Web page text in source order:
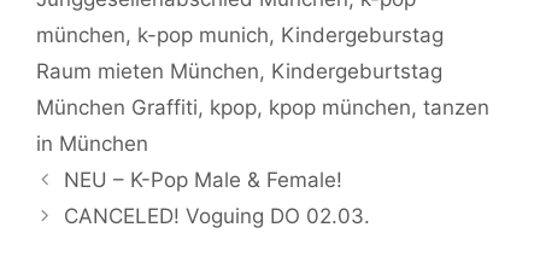
münchen, k-pop munich, Kindergeburstag
Raum mieten München, Kindergeburtstag
München Graffiti, kpop, kpop münchen, tanzen
in München
NEU – K-Pop Male & Female!
CANCELED! Voguing DO 02.03.